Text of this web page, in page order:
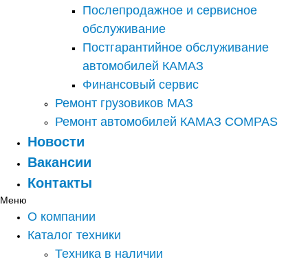
Послепродажное и сервисное
обслуживание
Постгарантийное обслуживание
автомобилей КАМАЗ
Финансовый сервис
Ремонт грузовиков МАЗ
Ремонт автомобилей КАМАЗ COMPAS
Новости
Вакансии
Контакты
Меню
О компании
Каталог техники
Техника в наличии